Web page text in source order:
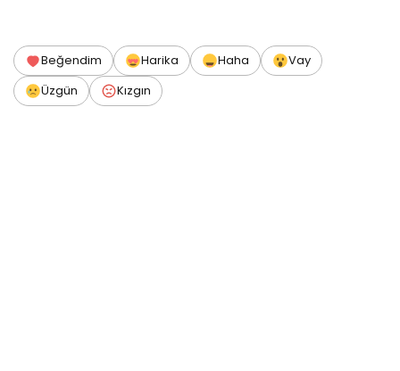
Beğendim Harika Haha
Vay
Üzgün
Kızgın